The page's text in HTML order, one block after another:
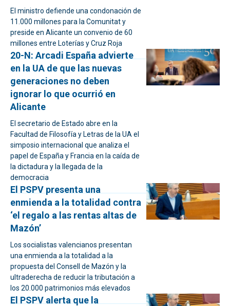
El ministro defiende una condonación de
11.000 millones para la Comunitat y
preside en Alicante un convenio de 60
millones entre Loterías y Cruz Roja
20-N: Arcadi España advierte
en la UA de que las nuevas
generaciones no deben
ignorar lo que ocurrió en
Alicante
El secretario de Estado abre en la
Facultad de Filosofía y Letras de la UA el
simposio internacional que analiza el
papel de España y Francia en la caída de
la dictadura y la llegada de la
democracia
El PSPV presenta una
enmienda a la totalidad contra
‘el regalo a las rentas altas de
Mazón’
Los socialistas valencianos presentan
una enmienda a la totalidad a la
propuesta del Consell de Mazón y la
ultraderecha de reducir la tributación a
los 20.000 patrimonios más elevados
El PSPV alerta que la